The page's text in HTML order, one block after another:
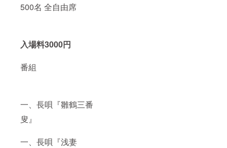
500名 全自由席
入場料3000円
番組
一、長唄『雛鶴三番
叟』
一、長唄『浅妻